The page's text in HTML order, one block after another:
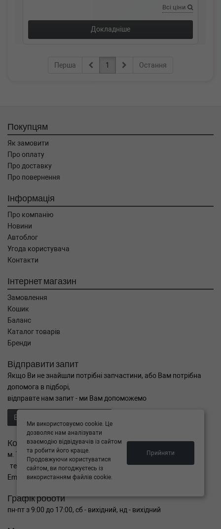
Всі ціни
Докладніше
Перша 1 Остання
Покупцям
Як замовити
Про оплату
Про доставку
Про повернення
Інформація
Про компанію
Новини
Автоблог
Угода користувача
Контакти
Інтернет магазин
Замовлення
Кошик
Баланс
Каталог товарів
Бренди
Відправити запит
Якщо Ви не знайшли потрібні запчастини, або Вам потрібна
допомога в підборі,
відправте нам запит - ми Вам допоможемо
Відправити запит продавцю
Контакти
м. Тернопіль вул. Микулинецька 106а
тел. +38(099)650-59-19
Email. autokitparts@yahoo.com
Графік роботи
пн-пт з 9:00 до 17:00, сб - вихідний, нд - вихідний
Ми використовуємо cookie. Це
дозволяє нам аналізувати
взаємодію відвідувачів із сайтом
та робити його краще.
Продовжуючи користуватися
сайтом, ви погоджуєтесь із
використанням файлів cookie.
Прийняти